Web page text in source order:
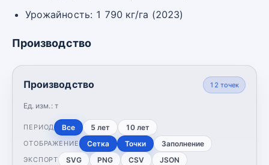
Урожайность: 1 790 кг/га (2023)
Производство
Производство
Ед. изм.: т
12 точек
ПЕРИОД Все 5 лет 10 лет
ОТОБРАЖЕНИЕ Сетка Точки Заполнение
ЭКСПОРТ SVG PNG CSV JSON